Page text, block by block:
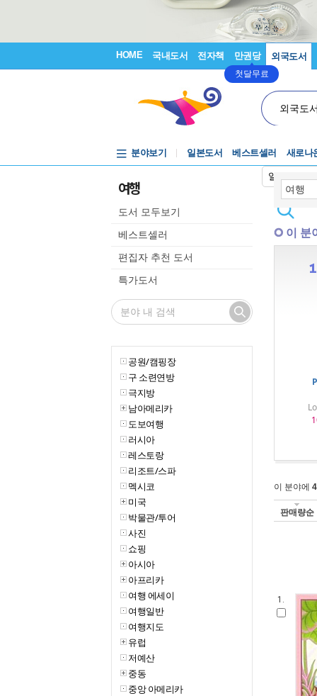
HOME 국내도서 전자책 만권당
첫달무료
외국도서
외국도
일본어입력
분야보기 일본도서 베스트셀러 새로나
여행
도서 모두보기
베스트셀러
편집자 추천 도서
특가도서
공원/캠핑장
구 소련연방
극지방
남아메리카
도보여행
러시아
레스토랑
리조트/스파
멕시코
미국
박물관/투어
사진
쇼핑
아시아
아프리카
여행 에세이
여행일반
여행지도
유럽
저예산
중동
중앙 아메리카
이 분
이 분야에
판매량순
1.